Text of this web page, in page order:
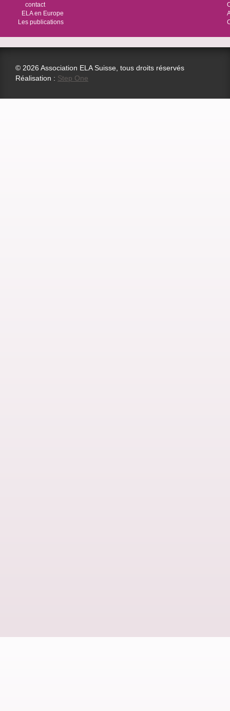
contact
ELA en Europe
Les publications
© 2026 Association ELA Suisse, tous droits réservés
Réalisation : Step One